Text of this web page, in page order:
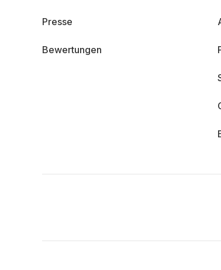
Presse
Bewertungen